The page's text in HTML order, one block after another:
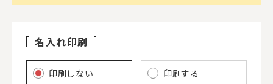
名入れ印刷
印刷しない 印刷する